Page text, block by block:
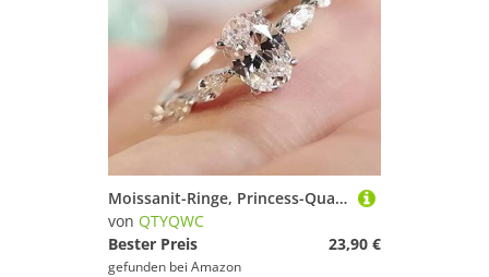
Moissanit-Ringe, Princess-Quadrat-Diamantring, modisch, 3 Karat, 925er Sterlingsilber, Verlobungsringe, ovale CZ-Hochzeitsversprechen-Ringe für Sie, klassische simulierte Diamantbänder für Frauen,
von QTYQWC
Bester Preis
23,90 €
gefunden bei Amazon